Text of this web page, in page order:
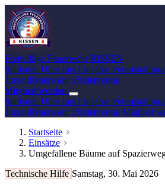
Freiwillige Feuerwehr RISSEN
Startseite Über uns Einsätze
JugendfeuerwehrFörderverein
Mitglied werden
Startseite Über uns Einsätze
JugendfeuerwehrFörderverein Mitglied
Startseite
Einsätze
Umgefallene Bäume auf
Technische Hilfe Samstag, 30. Mai 2026